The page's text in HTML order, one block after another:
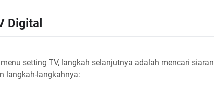
Digital
setting TV, langkah selanjutnya adalah mencari siaran
langkah-langkahnya: